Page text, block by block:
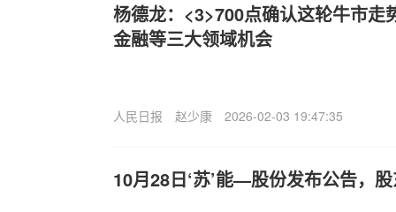
杨德龙：<3>700点确认这轮牛市走
金融等三大领域机会
人民日报 赵少康 2026-02-03 19:47:35
10月28日‘苏’能—股份发布公告，